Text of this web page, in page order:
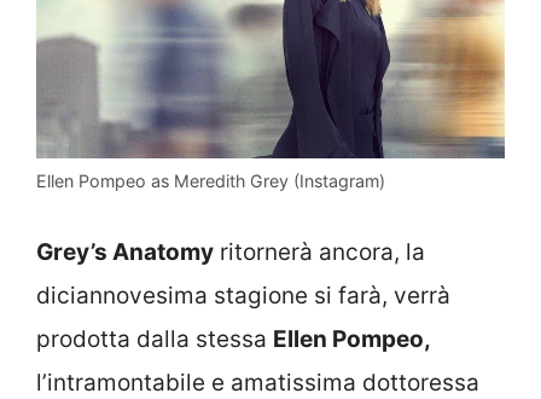
Ellen Pompeo as Meredith Grey (Instagram)
Grey’s Anatomy ritornerà ancora, la
diciannovesima stagione si farà, verrà
prodotta dalla stessa Ellen Pompeo,
l’intramontabile e amatissima dottoressa